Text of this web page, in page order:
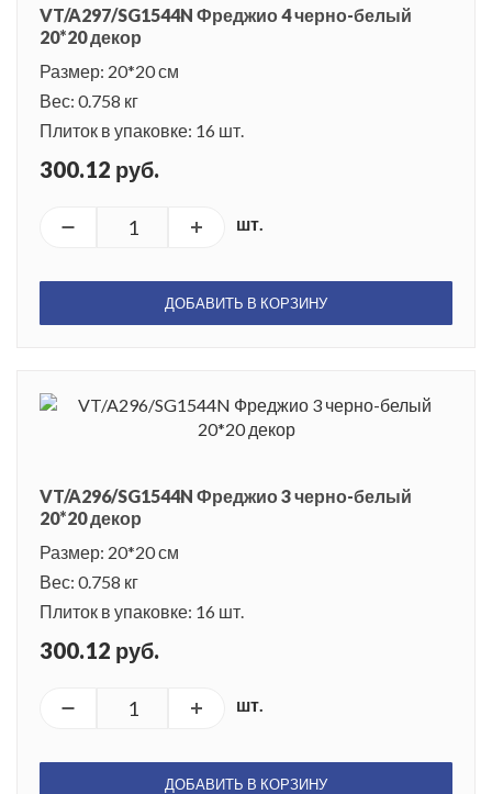
VT/A297/SG1544N Фреджио 4 черно-белый
20*20 декор
Размер: 20*20 см
Вес: 0.758 кг
Плиток в упаковке: 16 шт.
300.12 руб.
шт.
ДОБАВИТЬ В КОРЗИНУ
VT/A296/SG1544N Фреджио 3 черно-белый
20*20 декор
Размер: 20*20 см
Вес: 0.758 кг
Плиток в упаковке: 16 шт.
300.12 руб.
шт.
ДОБАВИТЬ В КОРЗИНУ